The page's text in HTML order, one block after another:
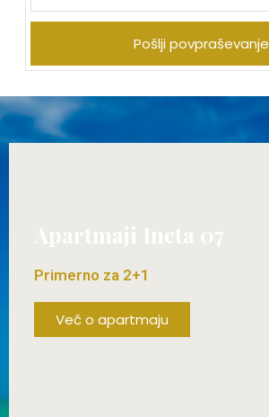
Pošlji povpraševanje
Apartmaji Ineta 07
Primerno za 2+1
Več o apartmaju